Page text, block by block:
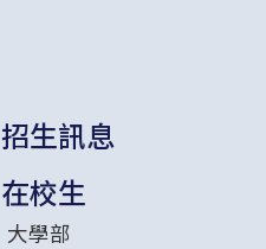
招生訊息
在校生
大學部